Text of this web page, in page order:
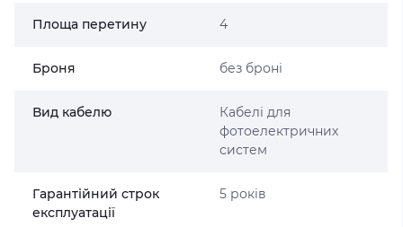
Площа перетину 4
Броня без броні
Вид кабелю
Кабелі для
фотоелектричних
систем
Гарантійний строк
експлуатації
5 років